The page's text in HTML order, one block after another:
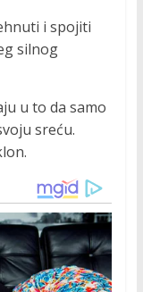
i spojiti
silnog
u to da samo
sreću.